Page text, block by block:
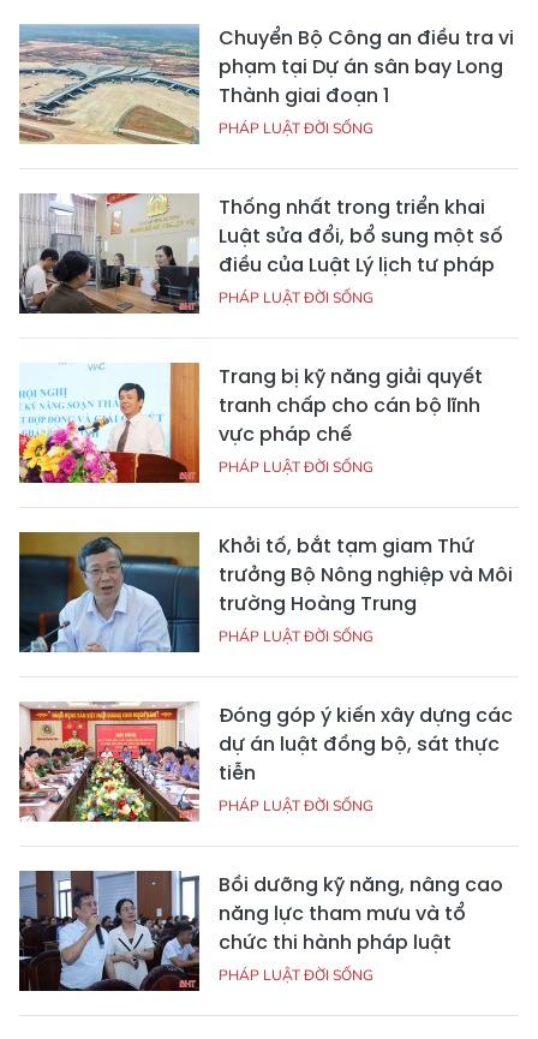
Chuyển Bộ Công an điều tra vi
phạm tại Dự án sân bay Long
Thành giai đoạn 1
PHÁP LUẬT ĐỜI SỐNG
Thống nhất trong triển khai
Luật sửa đổi, bổ sung một số
điều của Luật Lý lịch tư pháp
PHÁP LUẬT ĐỜI SỐNG
Trang bị kỹ năng giải quyết
tranh chấp cho cán bộ lĩnh
vực pháp chế
PHÁP LUẬT ĐỜI SỐNG
Khởi tố, bắt tạm giam Thứ
trưởng Bộ Nông nghiệp và Môi
trường Hoàng Trung
PHÁP LUẬT ĐỜI SỐNG
Đóng góp ý kiến xây dựng các
dự án luật đồng bộ, sát thực
tiễn
PHÁP LUẬT ĐỜI SỐNG
Bồi dưỡng kỹ năng, nâng cao
năng lực tham mưu và tổ
chức thi hành pháp luật
PHÁP LUẬT ĐỜI SỐNG